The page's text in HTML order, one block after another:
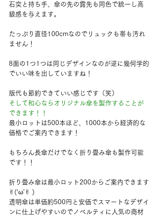
石突と持ち手、傘の先の露先も同色で統一し高
級感を与えます。
たっぷり直径100cmなのでリュックも帯も汚れ
ません！
8面の1つ1つは同じデザインなのが逆に幾何学的
でいい味を出していますね！
版代も節約できていい感じです（笑）
そして和心ならオリジナル傘を製作することが
できます！！
最小ロットは500本ほど、1000本から経済的な
価格でご案内できます！
もちろん長傘だけでなく折り畳み傘も製作可能
です！！
折り畳み傘は最小ロット200からご案内できます
✌︎(‘ω’✌︎ )
透明傘は単価約500円と安価でスマートなデザイ
ンに仕上げやすいのでノベルティに人気の商材